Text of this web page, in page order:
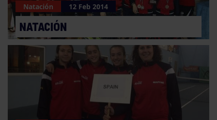
Natación 12 Feb 2014
NATACIÓN